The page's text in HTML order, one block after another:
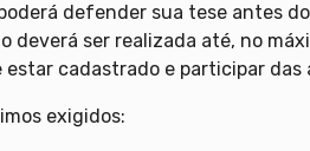
defender sua tese antes
deverá ser realizada até, no
estar cadastrado e participar
exigidos: